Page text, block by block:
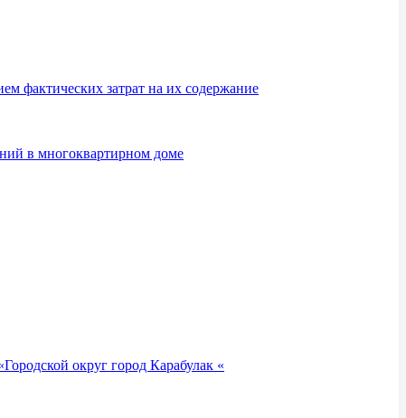
фактических затрат на их содержание
в многоквартирном доме
округ город Карабулак «